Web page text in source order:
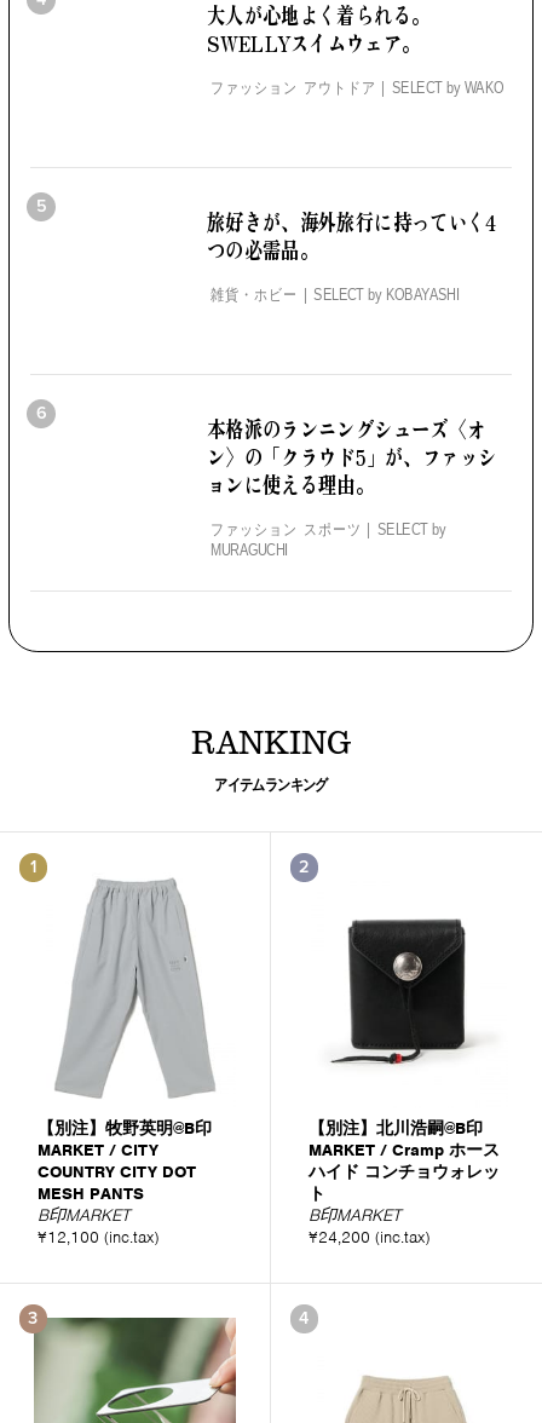
大人が心地よく着られる。
SWELLYスイムウェア。
ファッション アウトドア SELECT by WAKO
5
旅好きが、海外旅行に持っていく4
つの必需品。
雑貨・ホビー SELECT by KOBAYASHI
6 本格派のランニングシューズ 〈オ
ン〉の「クラウド5」が、 ファッシ
ョンに使える理由。
ファッション スポーツ
SELECT by
MURAGUCHI
RANKING
アイテムランキング
1
【別注】牧野英明@B印
MARKET / CITY
COUNTRY CITY DOT
MESH PANTS
B印MARKET
¥12,100 (inc.tax)
2
【別注】北川浩嗣@B印
MARKET / Cramp ホース
ハイド コンチョウォレッ
ト
B印MARKET
¥24,200 (inc.tax)
3 4